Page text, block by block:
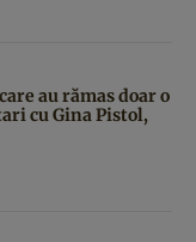
au rămas doar o
cu Gina Pistol,